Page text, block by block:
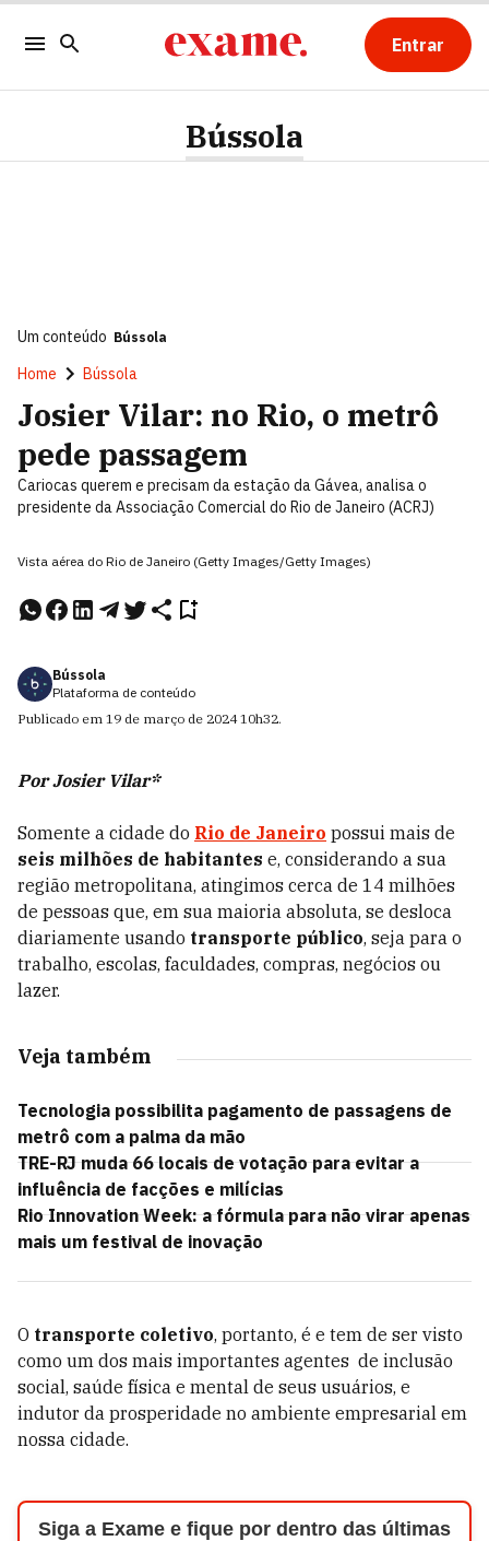
Entrar
Bússola
Um conteúdo Bússola
Home Bússola
Josier Vilar: no Rio, o metrô
pede passagem
Cariocas querem e precisam da estação da Gávea, analisa o
presidente da Associação Comercial do Rio de Janeiro (ACRJ)
Vista aérea do Rio de Janeiro (Getty Images/Getty Images)
Bússola
Plataforma de conteúdo
Publicado em 19 de março de 2024 10h32.
Por Josier Vilar*
Somente a cidade do Rio de Janeiro possui mais de
seis milhões de habitantes e, considerando a sua
região metropolitana, atingimos cerca de 14 milhões
de pessoas que, em sua maioria absoluta, se desloca
diariamente usando transporte público, seja para o
trabalho, escolas, faculdades, compras, negócios ou
lazer.
Veja também
Tecnologia possibilita pagamento de passagens de
metrô com a palma da mão
TRE-RJ muda 66 locais de votação para evitar a
influência de facções e milícias
Rio Innovation Week: a fórmula para não virar apenas
mais um festival de inovação
O transporte coletivo, portanto, é e tem de ser visto
como um dos mais importantes agentes de inclusão
social, saúde física e mental de seus usuários, e
indutor da prosperidade no ambiente empresarial em
nossa cidade.
Siga a Exame e fique por dentro das últimas